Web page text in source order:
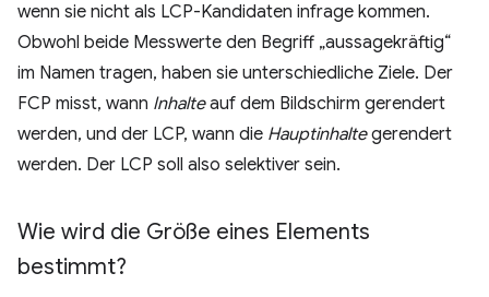
wenn sie nicht als LCP-Kandidaten infrage kommen.
Obwohl beide Messwerte den Begriff „aussagekräftig“
im Namen tragen, haben sie unterschiedliche Ziele. Der
FCP misst, wann Inhalteauf dem Bildschirm gerendert
werden, und der LCP, wann die Hauptinhaltegerendert
werden. Der LCP soll also selektiver sein.
Wie wird die Größe eines Elements
bestimmt?